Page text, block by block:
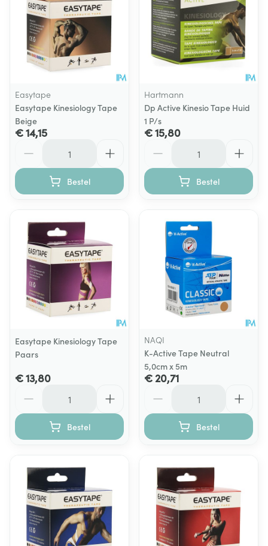
Easytape
Easytape Kinesiology Tape
Beige
€ 14,15
Bestel
Hartmann
Dp Active Kinesio Tape Huid
1 P/s
€ 15,80
Bestel
Easytape Kinesiology Tape
Paars
€ 13,80
Bestel
NAQI
K-Active Tape Neutral
5,0cm x 5m
€ 20,71
Bestel